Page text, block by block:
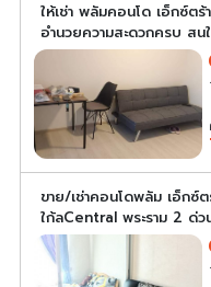
ให้เช่า พลัมคอนโด เอ็กซ์ต
อำนวยความสะดวกครบ สน
ขาย/เช่าคอนโดพลัม เอ็กซ์
ใก้ลCentral พระราม 2 ด่ว